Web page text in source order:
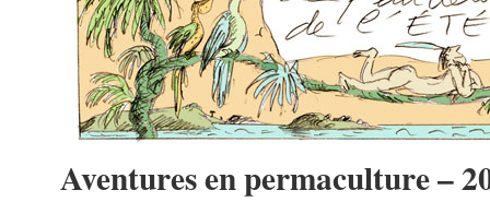
Aventures en permaculture –